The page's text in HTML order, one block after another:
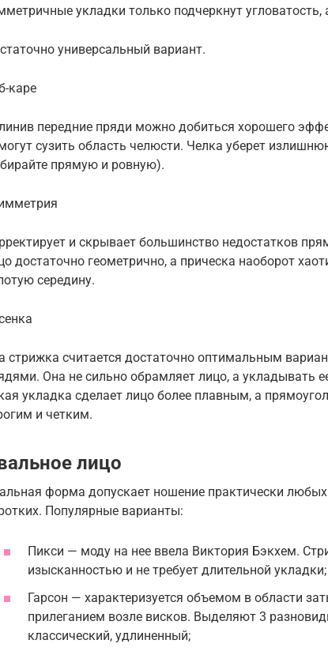
укладки только подчеркнут угловатость,
универсальный вариант.
каре
передние пряди можно добиться хорошего
сузить область челюсти. Челка уберет
прямую и ровную).
и скрывает большинство недостатков
достаточно геометрично, а прическа наоборот
середину.
стрижка считается достаточно оптимальным
Она не сильно обрамляет лицо, а укладывать
укладка сделает лицо более плавным, а
и четким.
лицо
форма допускает ношение практически любых
Популярные варианты:
Пикси — моду на нее ввела Виктория Бэкхем.
изысканностью и не требует длительной укладки;
Гарсон — характеризуется объемом в области
прилеганием возле висков. Выделяют 3
классический, удлиненный;